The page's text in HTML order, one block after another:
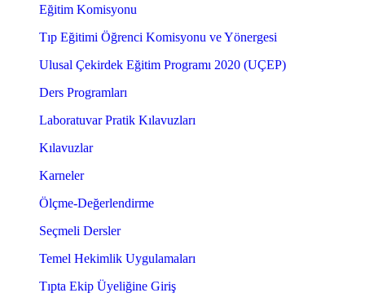
Eğitim Komisyonu
Tıp Eğitimi Öğrenci Komisyonu ve Yönergesi
Ulusal Çekirdek Eğitim Programı 2020 (UÇEP)
Ders Programları
Laboratuvar Pratik Kılavuzları
Kılavuzlar
Karneler
Ölçme-Değerlendirme
Seçmeli Dersler
Temel Hekimlik Uygulamaları
Tıpta Ekip Üyeliğine Giriş